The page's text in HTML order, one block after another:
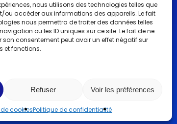
nous utilisons des technologies telles que
ou accéder aux informations des appareils. Le fait
nous permettra de traiter des données telles
ou les ID uniques sur ce site. Le fait de ne
son consentement peut avoir un effet négatif sur
et fonctions.
Refuser Voir les préférences
cookiesPolitique de confidentialité